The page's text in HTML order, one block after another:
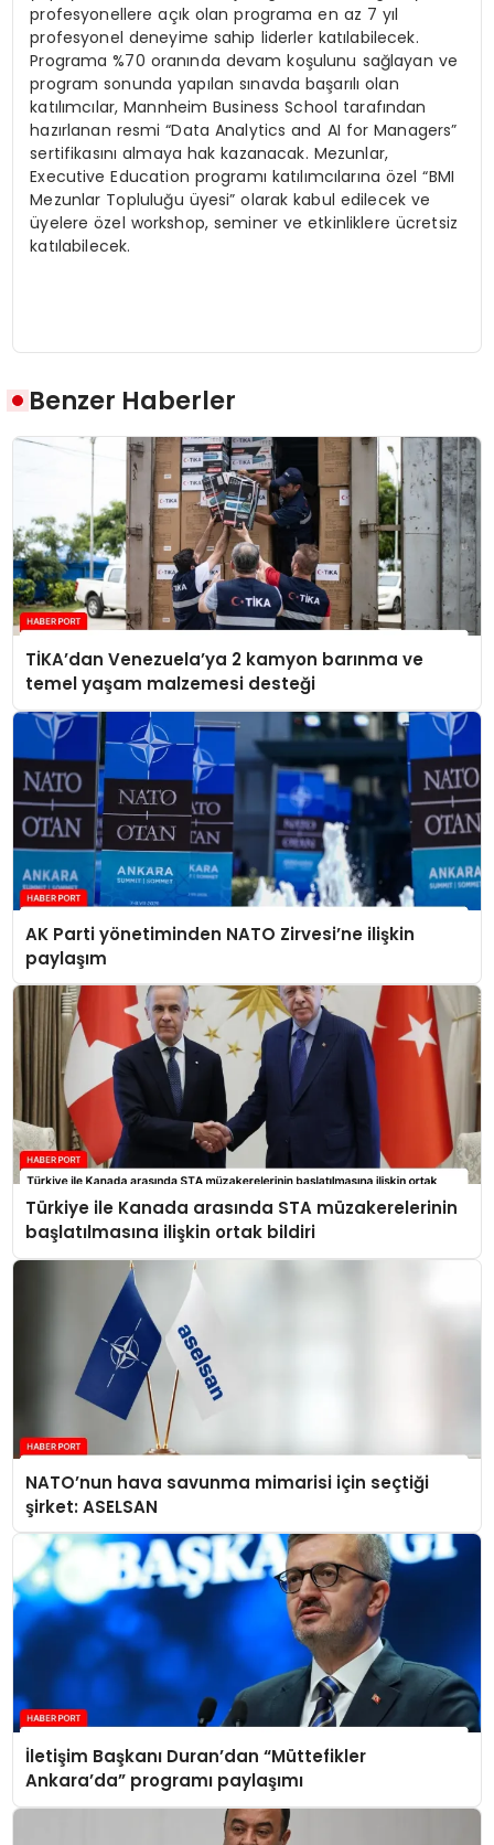
profesyonellere açık olan programa en az 7 yıl
profesyonel deneyime sahip liderler katılabilecek.
Programa %70 oranında devam koşulunu sağlayan ve
program sonunda yapılan sınavda başarılı olan
katılımcılar, Mannheim Business School tarafından
hazırlanan resmi “Data Analytics and AI for Managers”
sertifikasını almaya hak kazanacak. Mezunlar,
Executive Education programı katılımcılarına özel “BMI
Mezunlar Topluluğu üyesi” olarak kabul edilecek ve
üyelere özel workshop, seminer ve etkinliklere ücretsiz
katılabilecek.
Benzer Haberler
TİKA’dan Venezuela’ya 2 kamyon barınma ve
temel yaşam malzemesi desteği
AK Parti yönetiminden NATO Zirvesi’ne ilişkin
paylaşım
Türkiye ile Kanada arasında STA müzakerelerinin
başlatılmasına ilişkin ortak bildiri
NATO’nun hava savunma mimarisi için seçtiği
şirket: ASELSAN
İletişim Başkanı Duran’dan “Müttefikler
Ankara’da” programı paylaşımı